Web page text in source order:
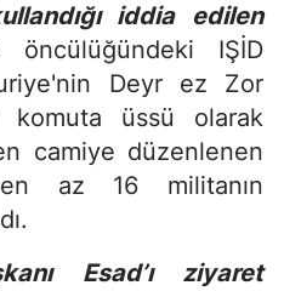
iddia edilen
öncülüğündeki IŞİD
Deyr ez Zor
komuta üssü olarak
camiye düzenlenen
en az 16 militanın
Esad’ı ziyaret